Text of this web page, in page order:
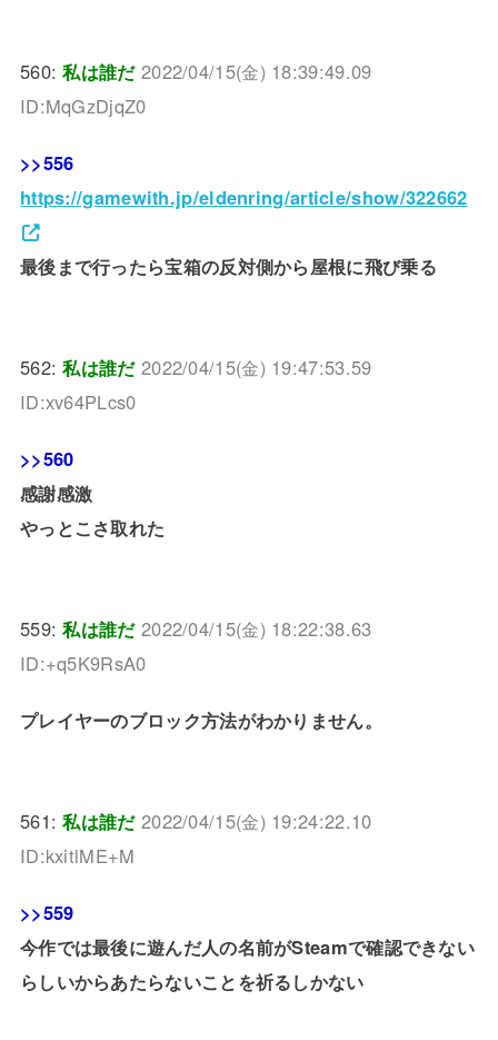
560:私は誰だ 2022/04/15(金) 18:39:49.09
ID:MqGzDjqZ0
>>556
https://gamewith.jp/eldenring/article/show/322662
最後まで行ったら宝箱の反対側から屋根に飛び乗る
562:私は誰だ 2022/04/15(金) 19:47:53.59
ID:xv64PLcs0
>>560
感謝感激
やっとこさ取れた
559:私は誰だ 2022/04/15(金) 18:22:38.63
ID:+q5K9RsA0
プレイヤーのブロック方法がわかりません。
561:私は誰だ 2022/04/15(金) 19:24:22.10
ID:kxitlME+M
>>559
今作では最後に遊んだ人の名前がSteamで確認できない
らしいからあたらないことを祈るしかない